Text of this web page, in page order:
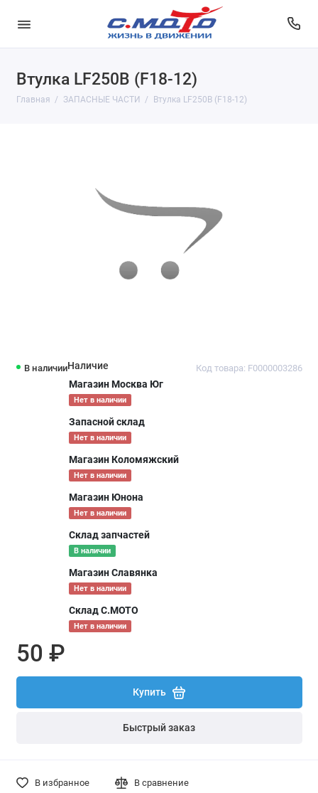
Втулка LF250B (F18-12)
Главная ЗАПАСНЫЕ ЧАСТИ Втулка LF250B (F18-12)
В наличии Код товара: F0000003286
Наличие
Магазин Москва Юг
Нет в наличии
Запасной склад
Нет в наличии
Магазин Коломяжский
Нет в наличии
Магазин Юнона
Нет в наличии
Склад запчастей
В наличии
Магазин Славянка
Нет в наличии
Склад С.МОТО
Нет в наличии
50 ₽
Купить
Быстрый заказ
В избранное В сравнение